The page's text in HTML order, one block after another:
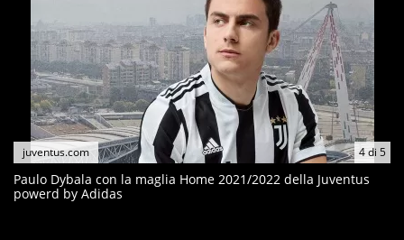
4di 5
juventus.com
Paulo Dybala con la maglia Home 2021/2022 della Juventus
powerd by Adidas